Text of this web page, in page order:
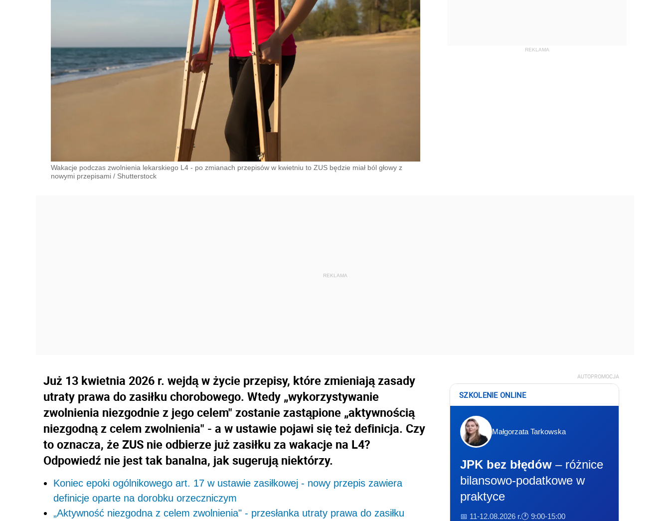
Wakacje podczas zwolnienia lekarskiego L4 - po zmianach przepisów w kwietniu to ZUS będzie miał ból głowy z
nowymi przepisami / Shutterstock
Już 13 kwietnia 2026 r. wejdą w życie przepisy, które zmieniają zasady
utraty prawa do zasiłku chorobowego. Wtedy „wykorzystywanie
zwolnienia niezgodnie z jego celem" zostanie zastąpione „aktywnością
niezgodną z celem zwolnienia" - a w ustawie pojawi się też definicja. Czy
to oznacza, że ZUS nie odbierze już zasiłku za wakacje na L4?
Odpowiedź nie jest tak banalna, jak sugerują niektórzy.
Koniec epoki ogólnikowego art. 17 w ustawie zasiłkowej - nowy przepis zawiera
definicje oparte na dorobku orzeczniczym
„Aktywność niezgodna z celem zwolnienia" - przesłanka utraty prawa do zasiłku
AUTOPROMOCJA
SZKOLENIE ONLINE
Małgorzata Tarkowska
JPK bez błędów – różnice
bilansowo-podatkowe w
praktyce
📅 11-12.08.2026 r.🕐 9:00-15:00